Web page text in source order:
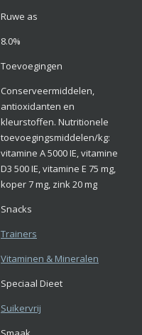
Ruwe as
8.0%
Toevoegingen
Conserveermiddelen,
antioxidanten en
kleurstoffen. Nutritionele
toevoegingsmiddelen/kg:
vitamine A 5000 IE, vitamine
D3 500 IE, vitamine E 75 mg,
koper 7 mg, zink 20 mg
Snacks
Trainers
Vitaminen & Mineralen
Speciaal Dieet
Suikervrij